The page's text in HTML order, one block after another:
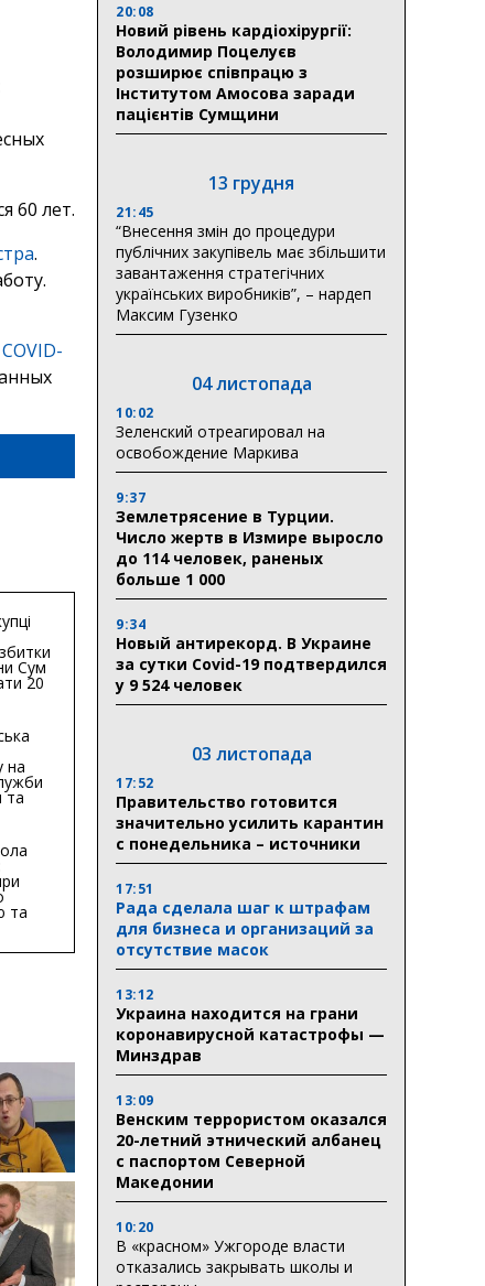
60 лет.
.
Сум
20
на
та
та
20:08
Новий рівень кардіохірургії:
Володимир Поцелуєв
розширює співпрацю з
Інститутом Амосова заради
пацієнтів Сумщини
13 грудня
21:45
“Внесення змін до процедури
публічних закупівель має збільшити
завантаження стратегічних
українських виробників”, – нардеп
Максим Гузенко
04 листопада
10:02
Зеленский отреагировал на
освобождение Маркива
9:37
Землетрясение в Турции.
Число жертв в Измире выросло
до 114 человек, раненых
больше 1 000
9:34
Новый антирекорд. В Украине
за сутки Covid-19 подтвердился
у 9 524 человек
03 листопада
17:52
Правительство готовится
значительно усилить карантин
с понедельника – источники
17:51
Рада сделала шаг к штрафам
для бизнеса и организаций за
отсутствие масок
13:12
Украина находится на грани
коронавирусной катастрофы —
Минздрав
13:09
Венским террористом оказался
20-летний этнический албанец
с паспортом Северной
Македонии
10:20
В «красном» Ужгороде власти
отказались закрывать школы и